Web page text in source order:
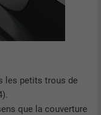
les petits trous de
que la couverture